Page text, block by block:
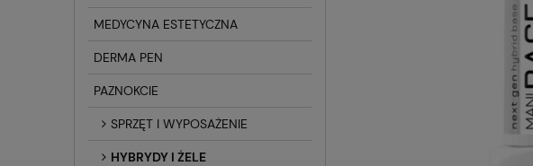
MEDYCYNA ESTETYCZNA
DERMA PEN
PAZNOKCIE
SPRZĘT I WYPOSAŻENIE
HYBRYDY I ŻELE